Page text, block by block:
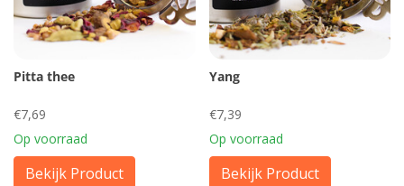
Pitta thee
€7,69
Op voorraad
Bekijk Product
Yang
€7,39
Op voorraad
Bekijk Product